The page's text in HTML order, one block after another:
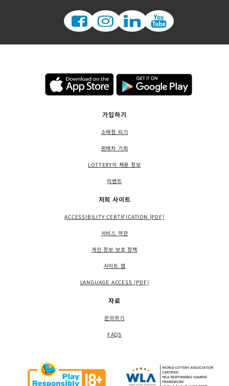
가입하기
소매점 되기
판매자 기회
LOTTERY의 채용 정보
이벤트
저희 사이트
ACCESSIBILITY CERTIFICATION (PDF)
서비스 약관
개인 정보 보호 정책
사이트 맵
LANGUAGE ACCESS (PDF)
자료
문의하기
FAQS